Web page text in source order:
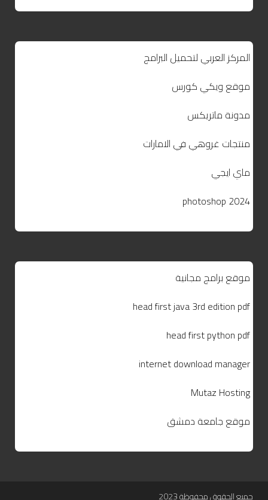
المركز العربي لتحميل البرامج
موقع ويكي كورس
مدونة ماتريكس
منتجات غروهي في الامارات
ماي ايجي
photoshop 2024
موقع برامج مجانية
head first java 3rd edition pdf
head first python pdf
internet download manager
Mutaz Hosting
موقع جامعة دمشق
جميع الحقوق محفوظة 2023